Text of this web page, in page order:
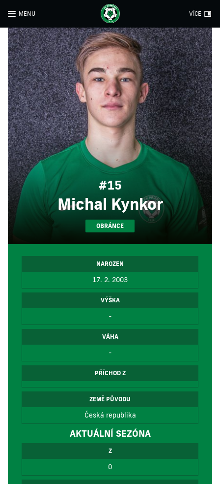
MENU VÍCE
#15
Michal Kynkor
OBRÁNCE
NAROZEN
17. 2. 2003
VÝŠKA
-
VÁHA
-
PŘÍCHOD Z
ZEMĚ PŮVODU
Česká republika
AKTUÁLNÍ SEZÓNA
Z
0